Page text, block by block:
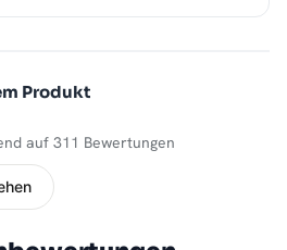
Produkt
auf 311 Bewertungen